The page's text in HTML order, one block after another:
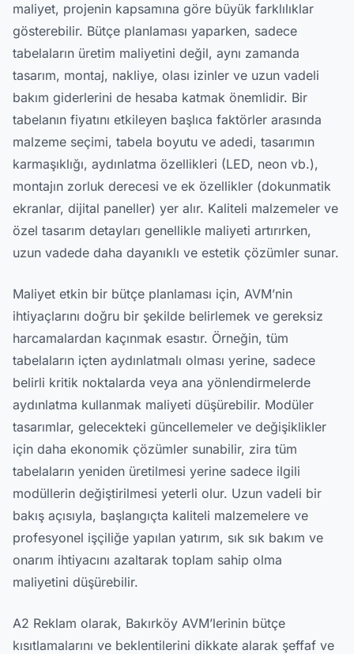
maliyet, projenin kapsamına göre büyük farklılıklar
gösterebilir. Bütçe planlaması yaparken, sadece
tabelaların üretim maliyetini değil, aynı zamanda
tasarım, montaj, nakliye, olası izinler ve uzun vadeli
bakım giderlerini de hesaba katmak önemlidir. Bir
tabelanın fiyatını etkileyen başlıca faktörler arasında
malzeme seçimi, tabela boyutu ve adedi, tasarımın
karmaşıklığı, aydınlatma özellikleri (LED, neon vb.),
montajın zorluk derecesi ve ek özellikler (dokunmatik
ekranlar, dijital paneller) yer alır. Kaliteli malzemeler ve
özel tasarım detayları genellikle maliyeti artırırken,
uzun vadede daha dayanıklı ve estetik çözümler sunar.
Maliyet etkin bir bütçe planlaması için, AVM’nin
ihtiyaçlarını doğru bir şekilde belirlemek ve gereksiz
harcamalardan kaçınmak esastır. Örneğin, tüm
tabelaların içten aydınlatmalı olması yerine, sadece
belirli kritik noktalarda veya ana yönlendirmelerde
aydınlatma kullanmak maliyeti düşürebilir. Modüler
tasarımlar, gelecekteki güncellemeler ve değişiklikler
için daha ekonomik çözümler sunabilir, zira tüm
tabelaların yeniden üretilmesi yerine sadece ilgili
modüllerin değiştirilmesi yeterli olur. Uzun vadeli bir
bakış açısıyla, başlangıçta kaliteli malzemelere ve
profesyonel işçiliğe yapılan yatırım, sık sık bakım ve
onarım ihtiyacını azaltarak toplam sahip olma
maliyetini düşürebilir.
A2 Reklam olarak, Bakırköy AVM’lerinin bütçe
kısıtlamalarını ve beklentilerini dikkate alarak şeffaf ve